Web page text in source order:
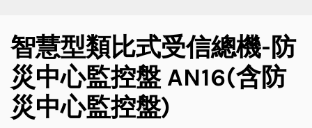
智慧型類比式受信總機-防
災中心監控盤 AN16(含防
災中心監控盤)